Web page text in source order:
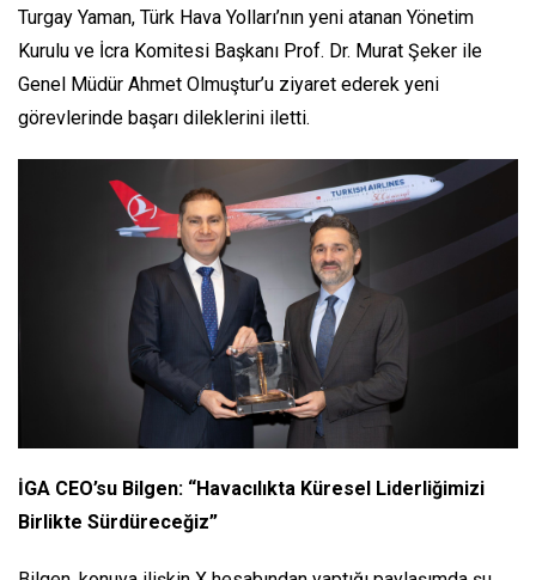
Turgay Yaman, Türk Hava Yolları’nın yeni atanan Yönetim
Kurulu ve İcra Komitesi Başkanı Prof. Dr. Murat Şeker ile
Genel Müdür Ahmet Olmuştur’u ziyaret ederek yeni
görevlerinde başarı dileklerini iletti.
İGA CEO’su Bilgen: “Havacılıkta Küresel Liderliğimizi
Birlikte Sürdüreceğiz”